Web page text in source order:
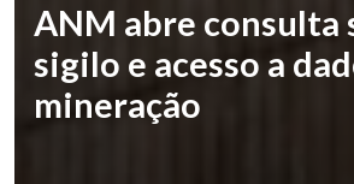
ANM abre consulta
sigilo e acesso a
mineração